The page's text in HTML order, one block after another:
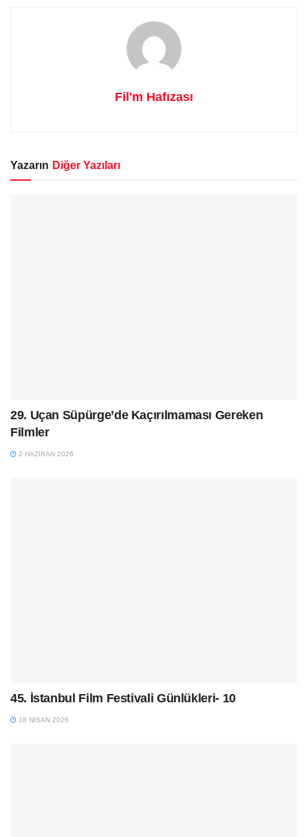
Fil'm Hafızası
Yazarın Diğer Yazıları
29. Uçan Süpürge’de Kaçırılmaması Gereken
Filmler
2 HAZIRAN 2026
45. İstanbul Film Festivali Günlükleri- 10
18 NISAN 2026